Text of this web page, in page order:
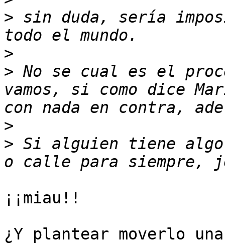
> sin duda, sería
>
> No se cual es el
vamos, si como dice
>
> Si alguien tiene algo
¡¡miau!!
¿Y plantear moverlo